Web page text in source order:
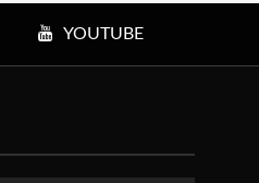
YOUTUBE